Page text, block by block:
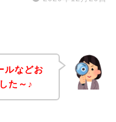
ルなどお
た～♪